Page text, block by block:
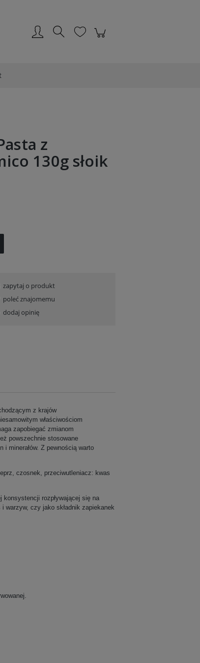
z
130g słoik
zapytaj o produkt
poleć znajomemu
dodaj opinię
z krajów
właściwościom
zapobiegać zmianom
powszechnie stosowane
i minerałów. Z pewnością warto
czosnek, przeciwutleniacz: kwas
konsystencji rozpływającej się na
warzyw, czy jako składnik zapiekanek